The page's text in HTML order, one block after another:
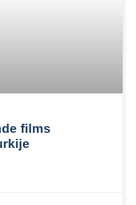
films